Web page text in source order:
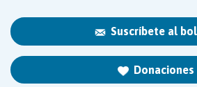
Suscríbete al
Donaciones